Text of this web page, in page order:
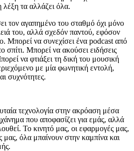
τα αλλάζει όλα.
τον αγαπημένο του σταθμό όχι μόνο
του, αλλά σχεδόν παντού, εφόσον
Μπορεί να συνεχίσει ένα podcast από
σπίτι. Μπορεί να ακούσει ειδήσεις
να φτιάξει τη δική του μουσική
με μία φωνητική εντολή,
συχνότητες.
τεχνολογία στην ακρόαση μέσα
που αποφασίζει για εμάς, αλλά
Το κινητό μας, οι εφαρμογές μας,
μας, όλα μπαίνουν στην καμπίνα και